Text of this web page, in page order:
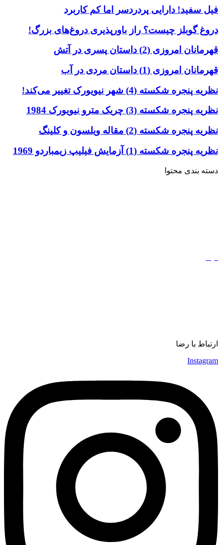
فیل سفید! دارایی پردردسر اما کم کاربرد
دروغ گوبلز چیست؟ راز باورپذیری دروغ‌های بزرگ!
قهرمانان امروزی (2) داستان پسری در آتش
قهرمانان امروزی (1) داستان مردی در آب
نظریه پنجره شکسته (4) شهر نیویورک تغییر می‌کند!
نظریه پنجره شکسته (3) چریک مترو نیویورک 1984
نظریه پنجره شکسته (2) مقاله ویلسون و کلینگ
نظریه پنجره شکسته (1) آزمایش فیلیپ زیمباردو 1969
دسته بندی محتوا
ارتباط با رضا
Instagram